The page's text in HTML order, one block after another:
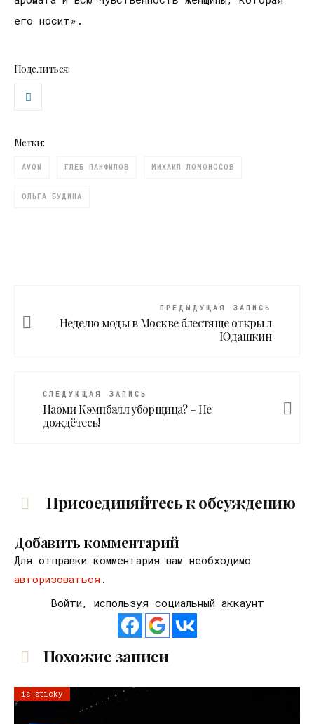
его носит».
Поделиться:
Метки:
AVON ГЛЕБ ПАНФИЛОВ МИХАИЛ ЛОМОНОСОВ
ОЛЬГА БУДИНА
ПРЕДЫДУЩАЯ ЗАПИСЬ
Неделю моды в Москве блестяще открыл
Юдашкин
СЛЕДУЮЩАЯ ЗАПИСЬ
Наоми Кэмпбэлл уборщица? – Не
дождётесь!
Присоединяйтесь к обсуждению
Добавить комментарий
Для отправки комментария вам необходимо
авторизоваться .
Войти, используя социальный аккаунт
Похожие записи
is sticky